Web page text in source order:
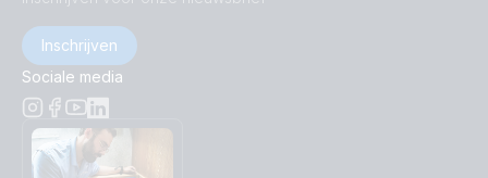
Inschrijven
Sociale media